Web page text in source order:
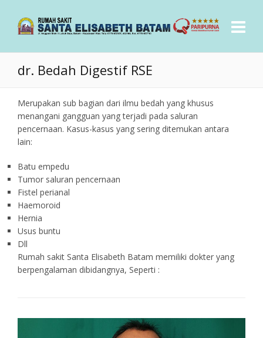
dr. Bedah Digestif RSE
Merupakan sub bagian dari ilmu bedah yang khusus
menangani gangguan yang terjadi pada saluran
pencernaan. Kasus-kasus yang sering ditemukan antara
lain:
Batu empedu
Tumor saluran pencernaan
Fistel perianal
Haemoroid
Hernia
Usus buntu
Dll
Rumah sakit Santa Elisabeth Batam memiliki dokter yang
berpengalaman dibidangnya, Seperti :